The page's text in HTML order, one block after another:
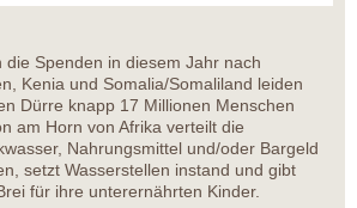
Spenden in diesem Jahr nach
Kenia und Somalia/Somaliland leiden
Dürre knapp 17 Millionen Menschen
am Horn von Afrika verteilt die
Nahrungsmittel und/oder Bargeld
setzt Wasserstellen instand und gibt
für ihre unterernährten Kinder.